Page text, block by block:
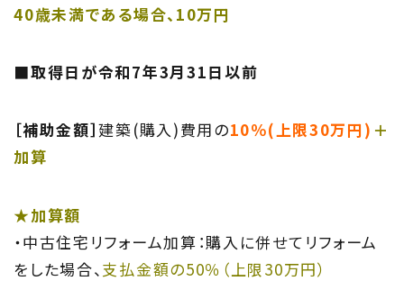
40歳未満である場合、10万円
■取得日が令和7年3月31日以前
［補助金額］建築(購入)費用の10％(上限30万円) ＋
加算
★加算額
・中古住宅リフォーム加算：購入に併せてリフォーム
をした場合、 支払金額の50％（上限30万円）